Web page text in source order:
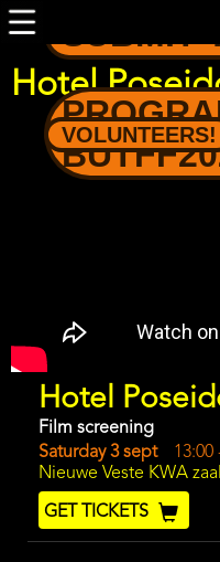
Skip
to
content
SUBMIT
VOLUNTEERS!
Hotel
Trailer
Program
item
reference
Hotel
Film screening
Day
Saturday 3 sept
Start
and
End
13:00
Location
Nieuwe Veste KWA
Ticket
Code
GET TICKETS